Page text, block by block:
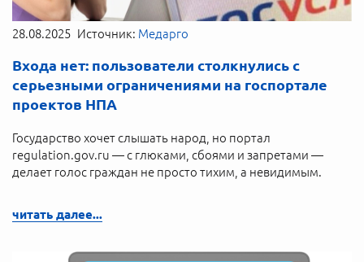
28.08.2025 Источник: Медарго
Входа нет: пользователи столкнулись с
серьезными ограничениями на госпортале
проектов НПА
Государство хочет слышать народ, но портал
regulation.gov.ru — с глюками, сбоями и запретами —
делает голос граждан не просто тихим, а невидимым.
читать далее...